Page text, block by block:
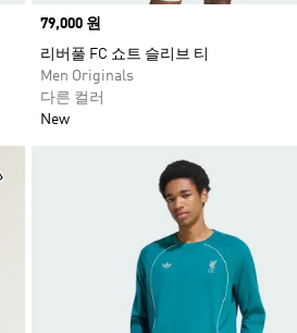
Price
79,000 원
리버풀 FC 쇼트 슬리브 티
Men Originals
다른 컬러
New